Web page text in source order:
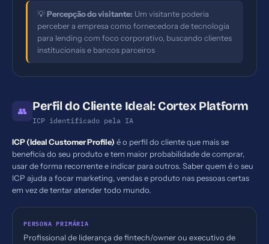
💡Percepção do visitante: Um visitante poderia
perceber a empresa como fornecedora de tecnologia
para lending com foco corporativo, buscando clientes
institucionais e bancos parceiros
👥 Perfil do Cliente Ideal: Cortex Platform
ICP identificado pela IA
ICP (Ideal Customer Profile) é o perfil do cliente que mais se
beneficia do seu produto e tem maior probabilidade de comprar,
usar de forma recorrente e indicar para outros. Saber quem é o seu
ICP ajuda a focar marketing, vendas e produto nas pessoas certas
em vez de tentar atender todo mundo.
PERSONA PRIMÁRIA
Profissional de liderança de fintech/owner ou executivo de